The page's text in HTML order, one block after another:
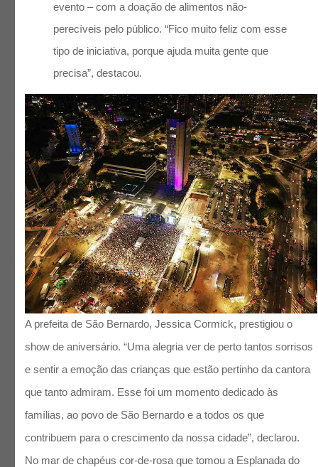
evento – com a doação de alimentos não-
perecíveis pelo público. “Fico muito feliz com esse
tipo de iniciativa, porque ajuda muita gente que
precisa”, destacou.
A prefeita de São Bernardo, Jessica Cormick, prestigiou o
show de aniversário. “Uma alegria ver de perto tantos sorrisos
e sentir a emoção das crianças que estão pertinho da cantora
que tanto admiram. Esse foi um momento dedicado às
famílias, ao povo de São Bernardo e a todos os que
contribuem para o crescimento da nossa cidade”, declarou.
No mar de chapéus cor-de-rosa que tomou a Esplanada do